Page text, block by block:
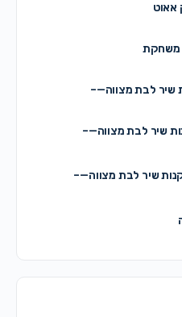
לבת מצווה—–
שיר לבת מצווה—–
שיר לבת מצווה—–